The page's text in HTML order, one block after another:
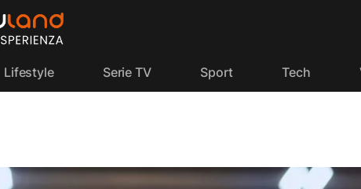
Lifestyle Serie TV Sport Tech